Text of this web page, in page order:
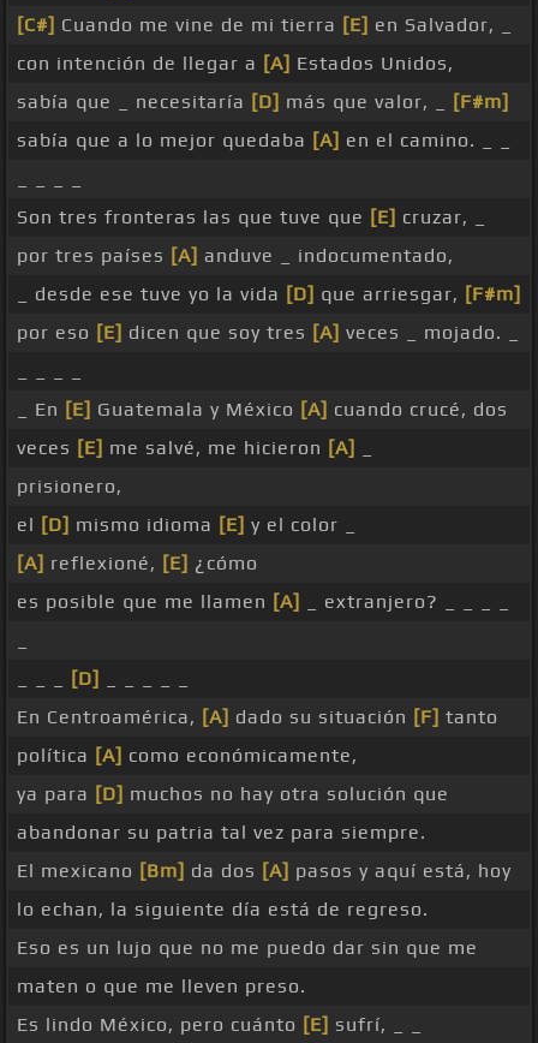
[C#] Cuando me vine de mi tierra [E] en Salvador, _
con intención de llegar a [A] Estados Unidos,
sabía que _ necesitaría [D] más que valor, _
[F#m]
sabía que a lo mejor quedaba [A] en el camino. _ _
Son tres fronteras las que tuve que [E] cruzar, _
por tres países [A] anduve _ indocumentado,
_ desde ese tuve yo la vida [D] que arriesgar, [F#m]
por eso [E] dicen que soy tres [A] veces _ mojado. _
_ En [E] Guatemala y México [A] cuando crucé, dos
veces [E] me salvé, me hicieron [A]
prisionero,
el [D] mismo idioma [E] y el color _
[A] reflexioné, [E] ¿cómo
es posible que me llamen [A]
_ extranjero? _ _ _ _
[D]
En Centroamérica, [A] dado su situación [F] tanto
política [A] como económicamente,
ya para [D] muchos no hay otra solución que
abandonar su patria tal vez para siempre.
El mexicano [Bm] da dos [A] pasos y aquí está, hoy
lo echan, la siguiente día está de regreso.
Eso es un lujo que no me puedo dar sin que me
maten o que me lleven preso.
Es lindo México, pero cuánto [E] sufrí, _ _